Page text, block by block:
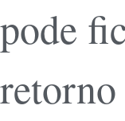
pode